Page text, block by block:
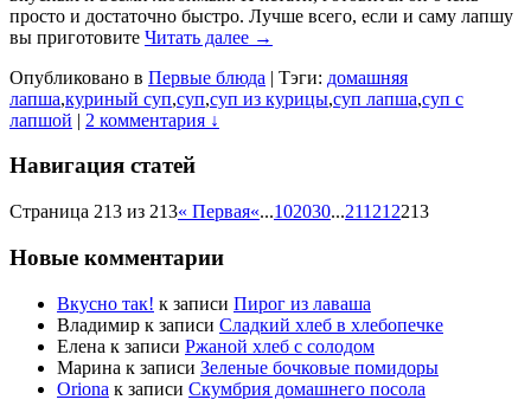
просто и достаточно быстро. Лучше всего, если и саму лапшу
вы приготовите Читать далее →
Опубликовано в Первые блюда | Тэги: домашняя
лапша,куриный суп,суп,суп из курицы,суп лапша,суп с
лапшой | 2 комментария ↓
Навигация статей
Страница 213 из 213« Первая«...102030...211 212213
Новые комментарии
Вкусно так! к записи Пирог из лаваша
Владимир к записи Сладкий хлеб в хлебопечке
Елена к записи Ржаной хлеб с солодом
Марина к записи Зеленые бочковые помидоры
Oriona к записи Скумбрия домашнего посола